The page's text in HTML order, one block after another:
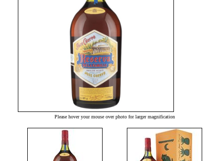
Please hover your mouse over photo for larger magnification